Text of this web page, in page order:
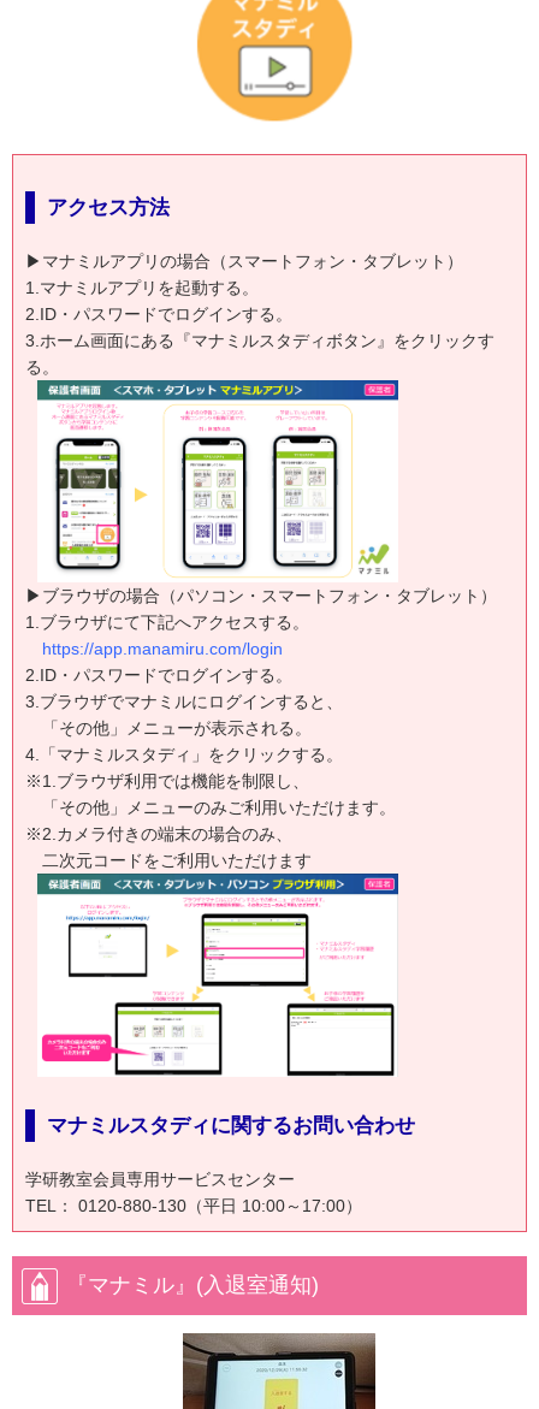
アクセス方法
▶マナミルアプリの場合（スマートフォン・タブレット）
1.マナミルアプリを起動する。
2.ID・パスワードでログインする。
3.ホーム画面にある『マナミルスタディボタン』をクリックす
る。
▶ブラウザの場合（パソコン・スマートフォン・タブレット）
1.ブラウザにて下記へアクセスする。
https://app.manamiru.com/login
2.ID・パスワードでログインする。
3.ブラウザでマナミルにログインすると、
「その他」メニューが表示される。
4.「マナミルスタディ」をクリックする。
※1.ブラウザ利用では機能を制限し、
「その他」メニューのみご利用いただけます。
※2.カメラ付きの端末の場合のみ、
二次元コードをご利用いただけます
マナミルスタディに関するお問い合わせ
学研教室会員専用サービスセンター
TEL： 0120-880-130（平日 10:00～17:00）
『マナミル』(入退室通知)